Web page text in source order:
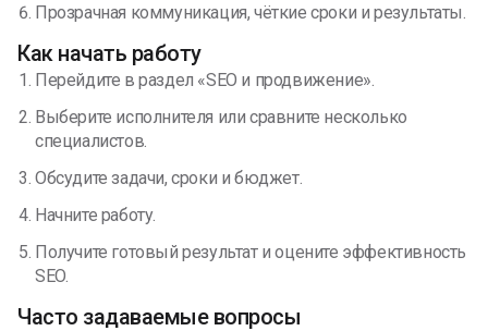
Прозрачная коммуникация, чёткие сроки и результаты.
Как начать работу
Перейдите в раздел «SEO и продвижение».
Выберите исполнителя или сравните несколько
специалистов.
Обсудите задачи, сроки и бюджет.
Начните работу.
Получите готовый результат и оцените эффективность
SEO.
Часто задаваемые вопросы